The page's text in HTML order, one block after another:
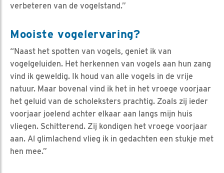
verbeteren van de vogelstand.”
Mooiste vogelervaring?
“Naast het spotten van vogels, geniet ik van
vogelgeluiden. Het herkennen van vogels aan hun zang
vind ik geweldig. Ik houd van alle vogels in de vrije
natuur. Maar bovenal vind ik het in het vroege voorjaar
het geluid van de scholeksters prachtig. Zoals zij ieder
voorjaar joelend achter elkaar aan langs mijn huis
vliegen. Schitterend. Zij kondigen het vroege voorjaar
aan. Al glimlachend vlieg ik in gedachten een stukje met
hen mee.”